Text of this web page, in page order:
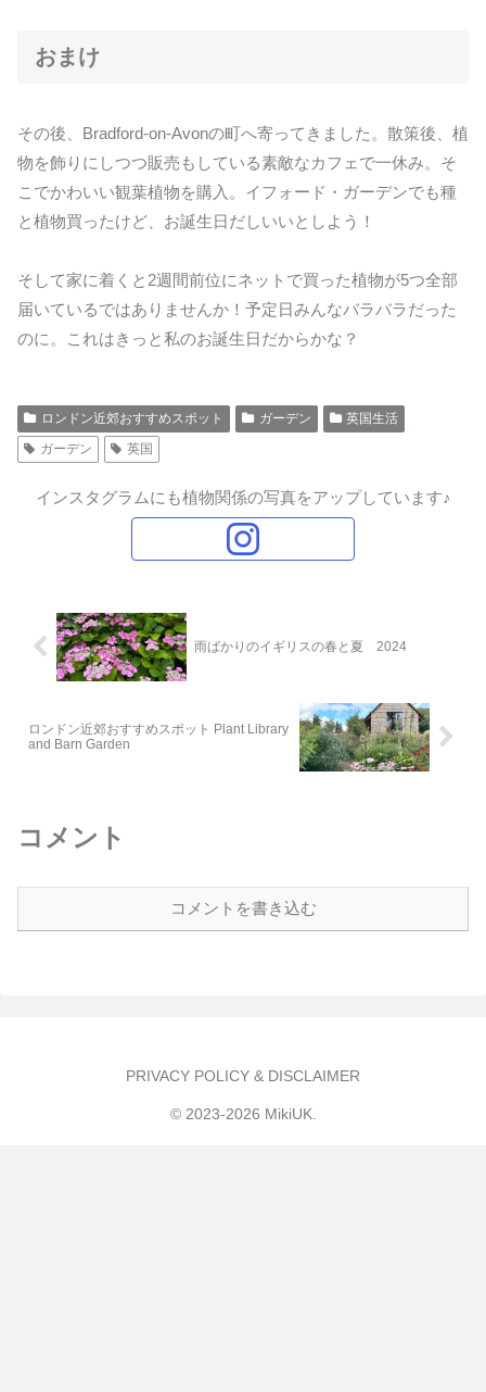
おまけ
その後、Bradford-on-Avonの町へ寄ってきました。散策後、植
物を飾りにしつつ販売もしている素敵なカフェで一休み。そ
こでかわいい観葉植物を購入。イフォード・ガーデンでも種
と植物買ったけど、お誕生日だしいいとしよう！
そして家に着くと2週間前位にネットで買った植物が5つ全部
届いているではありませんか！予定日みんなバラバラだった
のに。これはきっと私のお誕生日だからかな？
ロンドン近郊おすすめスポット ガーデン
英国生活
ガーデン
英国
インスタグラムにも植物関係の写真をアップしています♪
雨ばかりのイギリスの春と夏 2024
ロンドン近郊おすすめスポット Plant Library
and Barn Garden
コメント
コメントを書き込む
PRIVACY POLICY & DISCLAIMER
© 2023-2026 MikiUK.